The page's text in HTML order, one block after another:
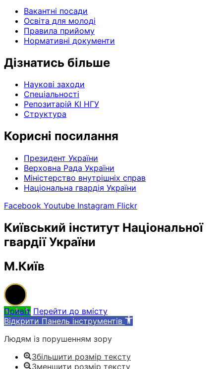
Вакантні посади
Освіта для молоді
Правила прийому
Нормативні документи
Дізнатись більше
Наукові заходи
Спеціальності
Репозитарій КІ НГУ
Структура
Корисні посилання
Президент України
Верховна Рада України
Міністерство внутрішніх справ
Національна гвардія України
Facebook Youtube Instagram Flickr
Київський інститут Національної
гвардії України
М.Київ
Привіт Перейти до вмісту
Відкрити Панель інструментів
Людям із порушенням зору
Збільшити розмір тексту
Зменшити розмір тексту